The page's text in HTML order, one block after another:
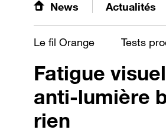
News Actualités
Le fil Orange Tests
Fatigue
anti-lumière
rien